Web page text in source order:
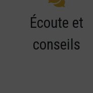
Écoute et
conseils